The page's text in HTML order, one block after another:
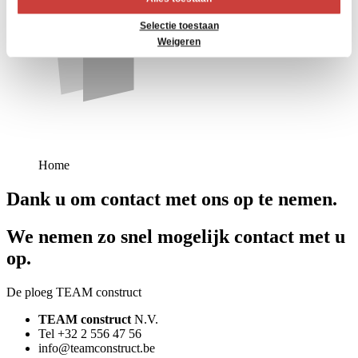
Selectie toestaan
Weigeren
Home
Dank u om contact met ons op te nemen.
We nemen zo snel mogelijk contact met u
op.
De ploeg TEAM construct
TEAM construct N.V.
Tel +32 2 556 47 56
info@teamconstruct.be